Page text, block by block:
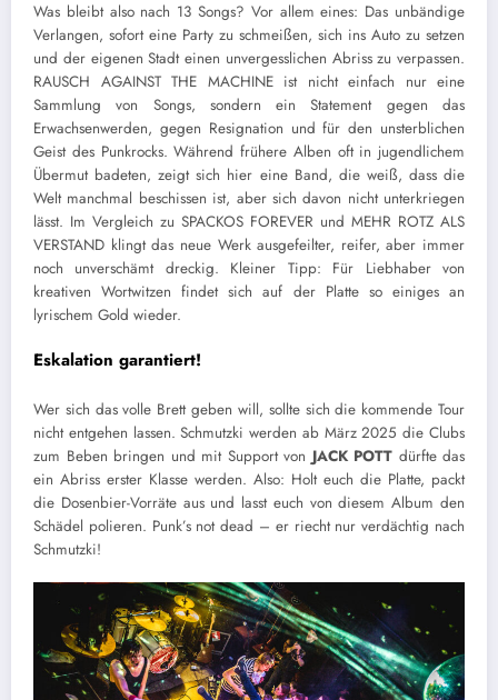
Was bleibt also nach 13 Songs? Vor allem eines: Das unbändige
Verlangen, sofort eine Party zu schmeißen, sich ins Auto zu setzen
und der eigenen Stadt einen unvergesslichen Abriss zu verpassen.
RAUSCH AGAINST THE MACHINE ist nicht einfach nur eine
Sammlung von Songs, sondern ein Statement gegen das
Erwachsenwerden, gegen Resignation und für den unsterblichen
Geist des Punkrocks. Während frühere Alben oft in jugendlichem
Übermut badeten, zeigt sich hier eine Band, die weiß, dass die
Welt manchmal beschissen ist, aber sich davon nicht unterkriegen
lässt. Im Vergleich zu SPACKOS FOREVER und MEHR ROTZ ALS
VERSTAND klingt das neue Werk ausgefeilter, reifer, aber immer
noch unverschämt dreckig. Kleiner Tipp: Für Liebhaber von
kreativen Wortwitzen findet sich auf der Platte so einiges an
lyrischem Gold wieder.
Eskalation garantiert!
Wer sich das volle Brett geben will, sollte sich die kommende Tour
nicht entgehen lassen. Schmutzki werden ab März 2025 die Clubs
zum Beben bringen und mit Support von JACK POTT dürfte das
ein Abriss erster Klasse werden. Also: Holt euch die Platte, packt
die Dosenbier-Vorräte aus und lasst euch von diesem Album den
Schädel polieren. Punk’s not dead – er riecht nur verdächtig nach
Schmutzki!